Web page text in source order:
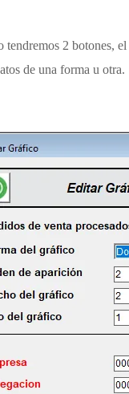
tendremos 2 botones,
de una forma u otra.